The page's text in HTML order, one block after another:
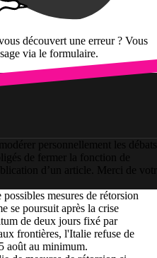
découvert une erreur ? Vous
via le formulaire.
personnellement les débats
de fermer la fonction de
d’un article. Merci de
mesures de rétorsion
se poursuit après la crise
de deux jours fixé par
frontières, l'Italie refuse de
août au minimum.